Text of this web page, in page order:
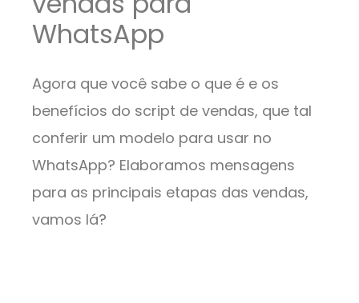
WhatsApp
Agora que você sabe o que é e os
benefícios do script de vendas, que tal
conferir um modelo para usar no
WhatsApp? Elaboramos mensagens
para as principais etapas das vendas,
vamos lá?